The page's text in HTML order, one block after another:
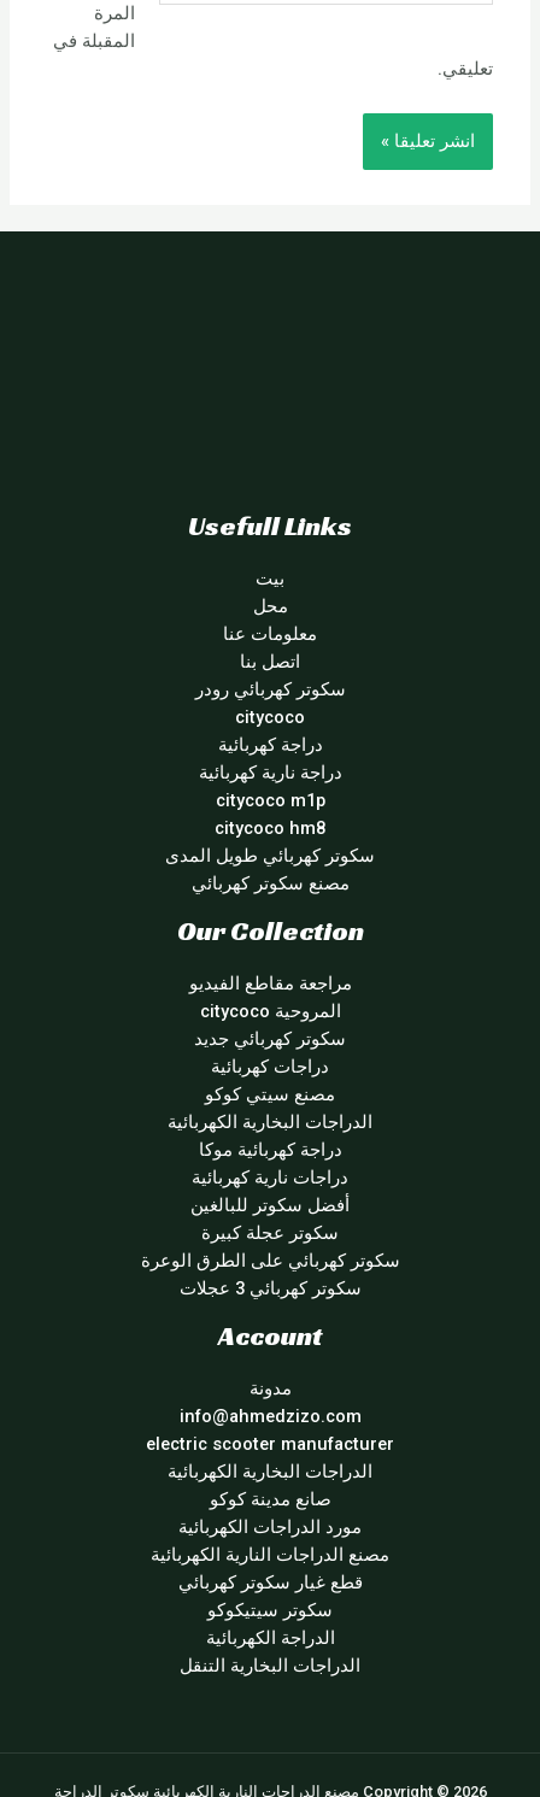
المرة
المقبلة في
تعليقي.
Usefull Links
بيت
محل
معلومات عنا
اتصل بنا
سكوتر كهربائي رودر
citycoco
دراجة كهربائية
دراجة نارية كهربائية
citycoco m1p
citycoco hm8
سكوتر كهربائي طويل المدى
مصنع سكوتر كهربائي
Our Collection
مراجعة مقاطع الفيديو
المروحية citycoco
سكوتر كهربائي جديد
دراجات كهربائية
مصنع سيتي كوكو
الدراجات البخارية الكهربائية
دراجة كهربائية موكا
دراجات نارية كهربائية
أفضل سكوتر للبالغين
سكوتر عجلة كبيرة
سكوتر كهربائي على الطرق الوعرة
سكوتر كهربائي 3 عجلات
Account
مدونة
info@ahmedzizo.com
electric scooter manufacturer
الدراجات البخارية الكهربائية
صانع مدينة كوكو
مورد الدراجات الكهربائية
مصنع الدراجات النارية الكهربائية
قطع غيار سكوتر كهربائي
سكوتر سيتيكوكو
الدراجة الكهربائية
الدراجات البخارية التنقل
Copyright © 2026 مصنع الدراجات النارية الكهربائية سكوتر الدراجة